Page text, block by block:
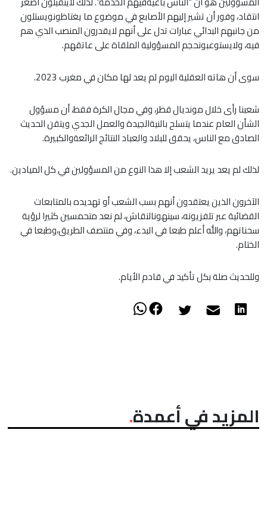
انتقاد، وفور أن تشير إليهم الأصابع في موضوع ما يغتاظونويستلون
من جانبهم البدائي عبارات تدل على أنهم لايقدرون المنصب الذي هم
فيه، ولايستوعبونحجم المسؤولية الملقاة على عاتقهم.
سوى أن هاته العقلية اليوم لم يعد لها مكان في مغرب 2023.
شعبنا رأى خلال مونديال قطر، وفي مجال الكرة فقط، أن مسؤول
الشأن العام عندما يتسلح بالنيةالجيدة والعمل الجدي ويتقن الحديث
الصادق مع الناس، يحقق للبلاد والعباد النتائج الرائعةوالكبيرة.
لذلك لم يعد يريد الشعب إلا هذا النوع من المسؤولين في كل الميادين.
الآخرون الذين يعتقدون أنهم بسب الشعب أو تهديده بالمتابعات
القضائية عبر تلفزيونه، سينهونالنقاش، لم نعد متحمسين كثيرا لرؤية
سحناتهم، والله أعلم طبعا في البدء، وفي منتصف الطريق،وطبعا في
الختام.
وللحديث صلة بكل تأكيد في قادم الأيام.
المزيد في أعمدة